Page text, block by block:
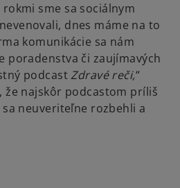
sme sa sociálnym
dnes máme na to
komunikácie sa nám
poradenstva či zaujímavých
podcastZdravé reči,“
že najskôr podcastom príliš
neuveriteľne rozbehli a